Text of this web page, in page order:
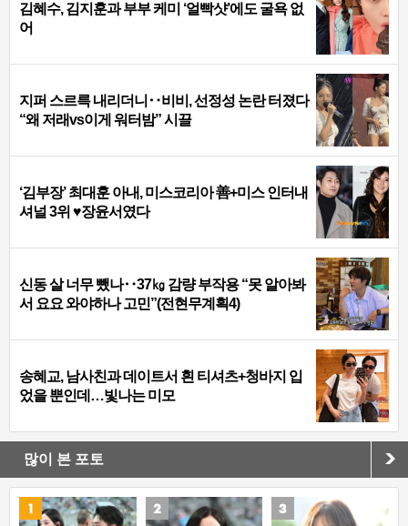
김혜수, 김지훈과 부부 케미 ‘얼빡샷’에도 굴욕 없
어
지퍼 스르륵 내리더니‥비비, 선정성 논란 터졌다
“왜 저래vs이게 워터밤” 시끌
‘김부장’ 최대훈 아내, 미스코리아 善+미스 인터내
셔널 3위 ♥장윤서였다
신동 살 너무 뺐나‥37㎏ 감량 부작용 “못 알아봐
서 요요 와야하나 고민”(전현무계획4)
송혜교, 남사친과 데이트서 흰 티셔츠+청바지 입
었을 뿐인데…빛나는 미모
많이 본 포토